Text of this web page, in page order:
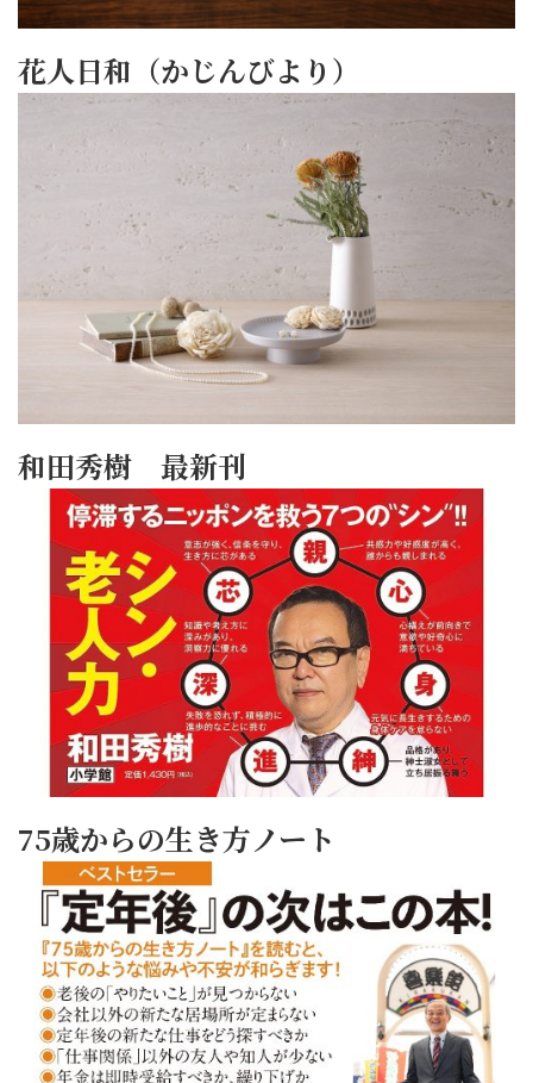
花人日和（かじんびより）
和田秀樹 最新刊
75歳からの生き方ノート